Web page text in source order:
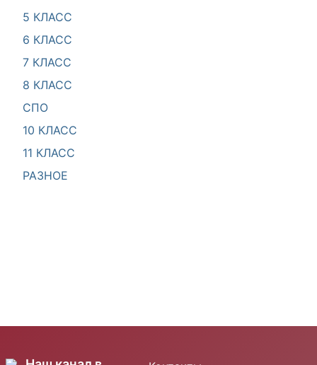
5 КЛАСС
6 КЛАСС
7 КЛАСС
8 КЛАСС
СПО
10 КЛАСС
11 КЛАСС
РАЗНОЕ